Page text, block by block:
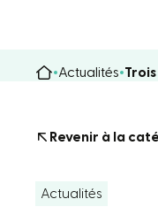
Actualités
Revenir à la
Actualités